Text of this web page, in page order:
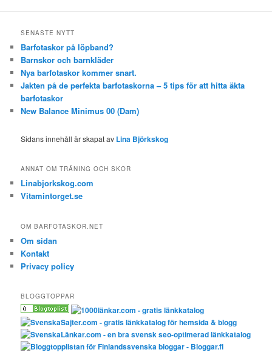
SENASTE NYTT
Barfotaskor på löpband?
Barnskor och barnkläder
Nya barfotaskor kommer snart.
Jakten på de perfekta barfotaskorna – 5 tips för att hitta äkta
barfotaskor
New Balance Minimus 00 (Dam)
Sidans innehåll är skapat av Lina Björkskog
ANNAT OM TRÄNING OCH SKOR
Linabjorkskog.com
Vitamintorget.se
OM BARFOTASKOR.NET
Om sidan
Kontakt
Privacy policy
BLOGGTOPPAR